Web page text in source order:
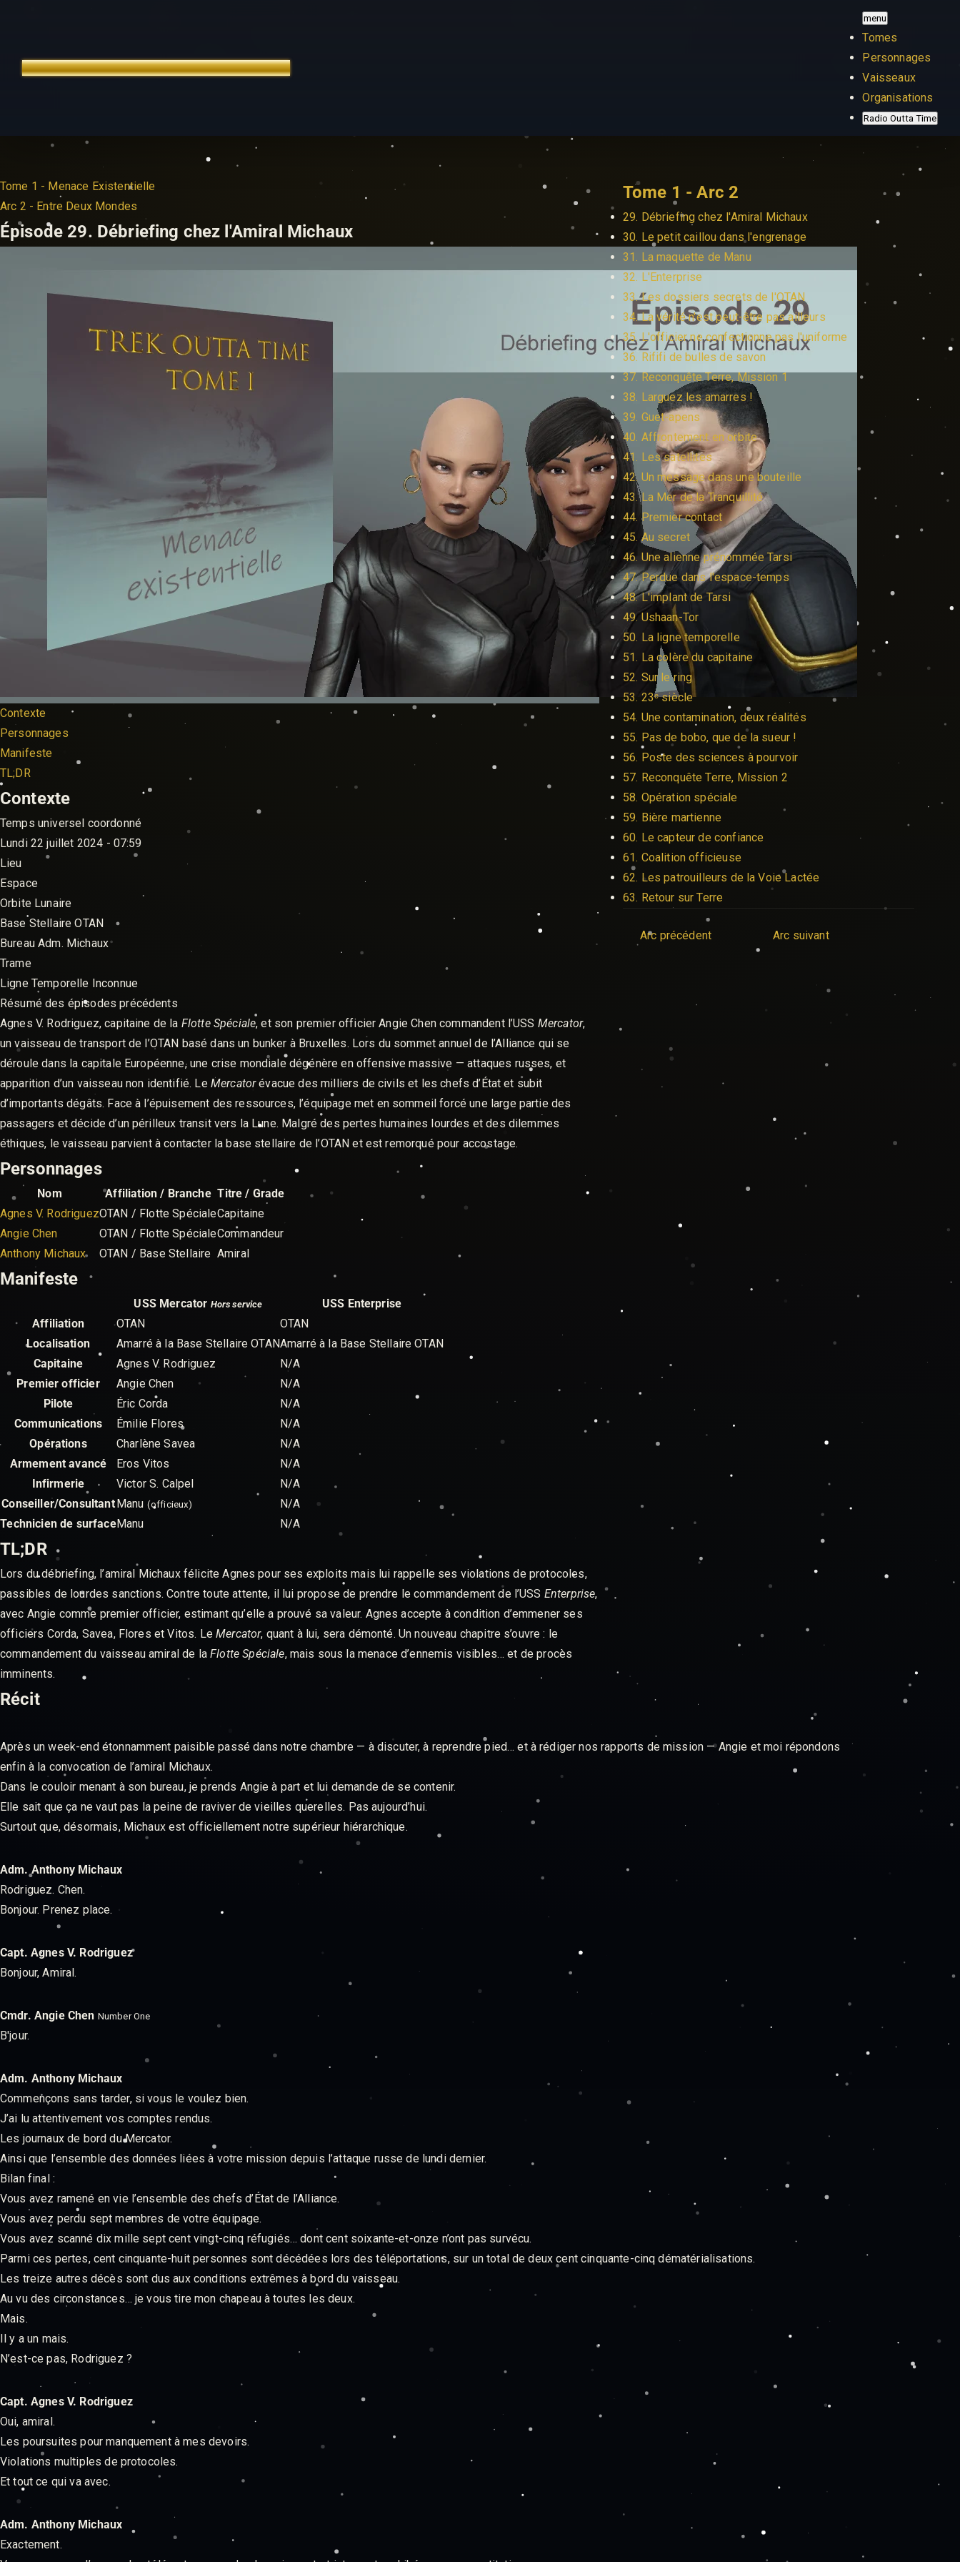
TREK OUTTA TIMEÉDITION FRANÇAISE
menu
Tomes
Personnages
Vaisseaux
Organisations
Radio Outta Time
Tome 1 - Menace Existentielle
Arc 2 - Entre Deux Mondes
Épisode 29. Débriefing chez l'Amiral Michaux
Contexte
Personnages
Manifeste
TL;DR
Contexte
Temps universel coordonné
Lundi 22 juillet 2024 - 07:59
Lieu
Espace
Orbite Lunaire
Base Stellaire OTAN
Bureau Adm. Michaux
Trame
Ligne Temporelle Inconnue
Résumé des épisodes précédents
Agnes V. Rodriguez, capitaine de la Flotte Spéciale, et son premier officier Angie Chen commandent l’USS Mercator,
un vaisseau de transport de l’OTAN basé dans un bunker à Bruxelles. Lors du sommet annuel de l’Alliance qui se
déroule dans la capitale Européenne, une crise mondiale dégénère en offensive massive — attaques russes, et
apparition d’un vaisseau non identifié. Le Mercatorévacue des milliers de civils et les chefs d’État et subit
d’importants dégâts. Face à l’épuisement des ressources, l’équipage met en sommeil forcé une large partie des
passagers et décide d’un périlleux transit vers la Lune. Malgré des pertes humaines lourdes et des dilemmes
éthiques, le vaisseau parvient à contacter la base stellaire de l’OTAN et est remorqué pour accostage.
Personnages
Nom Affiliation / Branche Titre / Grade
Agnes V. RodriguezOTAN / Flotte SpécialeCapitaine
Angie Chen
OTAN / Flotte SpécialeCommandeur
Anthony Michaux
OTAN / Base Stellaire Amiral
Manifeste
USS Mercator Hors service
USS Enterprise
Affiliation
OTAN
OTAN
Localisation
Amarré à la Base Stellaire OTANAmarré à la Base Stellaire OTAN
Capitaine
Agnes V. Rodriguez
N/A
Premier officier
Angie Chen
N/A
Pilote
Éric Corda
N/A
Communications
Émilie Flores
N/A
Opérations
Charlène Savea
N/A
Armement avancé
Eros Vitos
N/A
Infirmerie
Victor S. Calpel
N/A
Conseiller/Consultant Manu (officieux)
N/A
Technicien de surfaceManu N/A
TL;DR
Lors du débriefing, l’amiral Michaux félicite Agnes pour ses exploits mais lui rappelle ses violations de protocoles,
passibles de lourdes sanctions. Contre toute attente, il lui propose de prendre le commandement de l’USS Enterprise,
avec Angie comme premier officier, estimant qu’elle a prouvé sa valeur. Agnes accepte à condition d’emmener ses
officiers Corda, Savea, Flores et Vitos. LeMercator, quant à lui, sera démonté. Un nouveau chapitre s’ouvre : le
commandement du vaisseau amiral de laFlotte Spéciale, mais sous la menace d’ennemis visibles… et de procès
imminents.
Récit
Après un week-end étonnamment paisible passé dans notre chambre — à discuter, à reprendre pied… et à rédiger nos rapports de mission — Angie et moi répondons
enfin à la convocation de l’amiral Michaux.
Dans le couloir menant à son bureau, je prends Angie à part et lui demande de se contenir.
Elle sait que ça ne vaut pas la peine de raviver de vieilles querelles. Pas aujourd’hui.
Surtout que, désormais, Michaux est officiellement notre supérieur hiérarchique.
Adm. Anthony Michaux
Rodriguez. Chen.
Bonjour. Prenez place.
Capt. Agnes V. Rodriguez
Bonjour, Amiral.
Cmdr. Angie Chen Number One
B'jour.
Adm. Anthony Michaux
Commençons sans tarder, si vous le voulez bien.
J’ai lu attentivement vos comptes rendus.
Les journaux de bord du Mercator.
Ainsi que l’ensemble des données liées à votre mission depuis l’attaque russe de lundi dernier.
Bilan final :
Vous avez ramené en vie l’ensemble des chefs d’État de l’Alliance.
Vous avez perdu sept membres de votre équipage.
Vous avez scanné dix mille sept cent vingt-cinq réfugiés… dont cent soixante-et-onze n’ont pas survécu.
Parmi ces pertes, cent cinquante-huit personnes sont décédées lors des téléportations, sur un total de deux cent cinquante-cinq dématérialisations.
Les treize autres décès sont dus aux conditions extrêmes à bord du vaisseau.
Au vu des circonstances… je vous tire mon chapeau à toutes les deux.
Mais.
Il y a un mais.
N’est-ce pas, Rodriguez ?
Capt. Agnes V. Rodriguez
Oui, amiral.
Les poursuites pour manquement à mes devoirs.
Violations multiples de protocoles.
Et tout ce qui va avec.
Adm. Anthony Michaux
Exactement.
Tome 1 - Arc 2
29. Débriefing chez l'Amiral Michaux
30. Le petit caillou dans l'engrenage
31. La maquette de Manu
32. L'Enterprise
33. Les dossiers secrets de l'OTAN
34. La vérité n'est peut-être pas ailleurs
35. L'officier ne confectionne pas l'uniforme
36. Rififi de bulles de savon
37. Reconquête Terre, Mission 1
38. Larguez les amarres !
39. Guet-apens
40. Affrontement en orbite
41. Les satellites
42. Un message dans une bouteille
43. La Mer de la Tranquillité
44. Premier contact
45. Au secret
46. Une alienne prénommée Tarsi
47. Perdue dans l'espace-temps
48. L'implant de Tarsi
49. Ushaan-Tor
50. La ligne temporelle
51. La colère du capitaine
52. Sur le ring
53. 23ᵉ siècle
54. Une contamination, deux réalités
55. Pas de bobo, que de la sueur !
56. Poste des sciences à pourvoir
57. Reconquête Terre, Mission 2
58. Opération spéciale
59. Bière martienne
60. Le capteur de confiance
61. Coalition officieuse
62. Les patrouilleurs de la Voie Lactée
63. Retour sur Terre
Arc précédent Arc suivant